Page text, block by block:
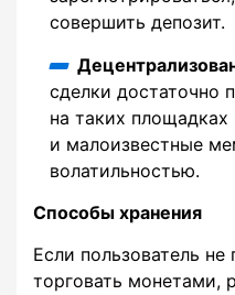
совершить депозит.
сделки достаточно
на таких
и малоизвестные
волатильностью.
Способы хранения
Если пользователь не
торговать монетами,